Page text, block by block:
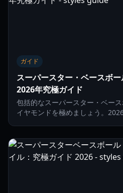
ガイド
スーパースター・ベースボー
2026年究極ガイド
包括的なスーパースター・ベー
イヤモンドを極めましょう。